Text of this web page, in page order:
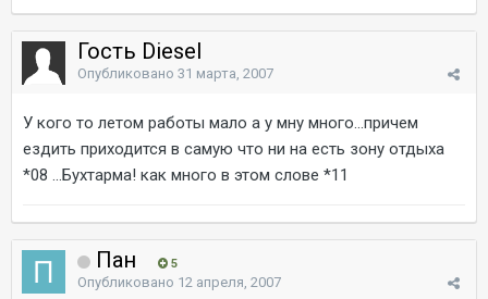
Гость Diesel
Опубликовано 31 марта, 2007
У кого то летом работы мало а у мну много...причем
ездить приходится в самую что ни на есть зону отдыха
*08 ...Бухтарма! как много в этом слове *11
Пан 5
Опубликовано 12 апреля, 2007